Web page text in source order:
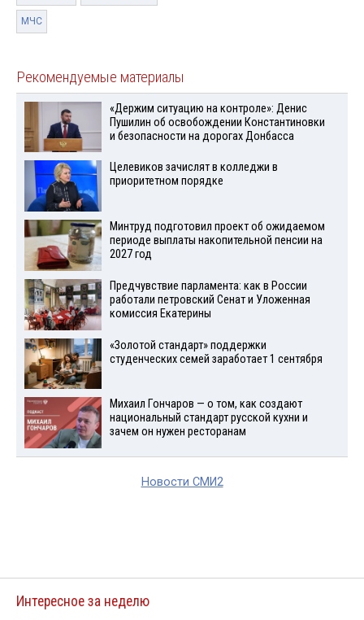
МЧС
Рекомендуемые материалы
«Держим ситуацию на контроле»: Денис
Пушилин об освобождении Константиновки
и безопасности на дорогах Донбасса
Целевиков зачислят в колледжи в
приоритетном порядке
Минтруд подготовил проект об ожидаемом
периоде выплаты накопительной пенсии на
2027 год
Предчувствие парламента: как в России
работали петровский Сенат и Уложенная
комиссия Екатерины
«Золотой стандарт» поддержки
студенческих семей заработает 1 сентября
Михаил Гончаров — о том, как создают
национальный стандарт русской кухни и
зачем он нужен ресторанам
Новости СМИ2
Интересное за неделю